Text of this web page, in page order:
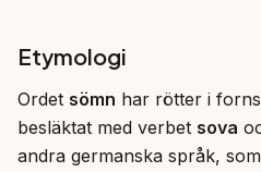
Etymologi
Ordet sömn har rötter i
besläktat med verbet sova
andra germanska språk,